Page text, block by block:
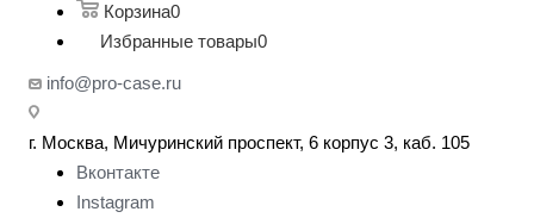
Корзина0
Избранные товары0
info@pro-case.ru
г. Москва, Мичуринский проспект, 6 корпус 3, каб. 105
Вконтакте
Instagram